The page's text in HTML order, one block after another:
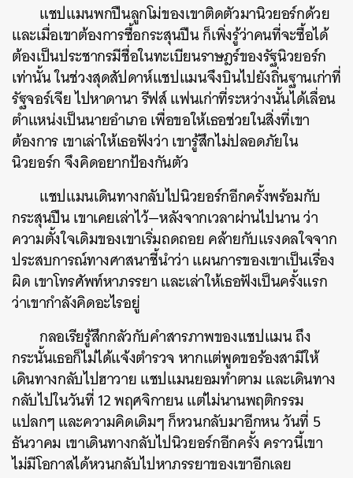
แชปแมนพกปืนลูกโม่ของเขาติดตัวมานิวยอร์กด้วย
และเมื่อเขาต้องการซื้อกระสุนปืนก็เพิ่งรู้ว่าคนที่จะซื้อได้
ต้องเป็นประชากรมีชื่อในทะเบียนราษฎร์ของรัฐนิวยอร์ก
เท่านั้นในช่วงสุดสัปดาห์แชปแมนจึงบินไปยังถิ่นฐานเก่าที่
รัฐจอร์เจียไปหาดานารีฟส์แฟนเก่าที่ระหว่างนั้นได้เลื่อน
ตำแหน่งเป็นนายอำเภอเพื่อขอให้เธอช่วยในสิ่งที่เขา
ต้องการเขาเล่าให้เธอฟังว่าเขารู้สึกไม่ปลอดภัยใน
นิวยอร์กจึงคิดอยากป้องกันตัว
แชปแมนเดินทางกลับไปนิวยอร์กอีกครั้งพร้อมกับ
กระสุนปืนเขาเคยเล่าไว้—หลังจากเวลาผ่านไปนานว่า
ความตั้งใจเดิมของเขาเริ่มถดถอยคล้ายกับแรงดลใจจาก
ประสบการณ์ทางศาสนาชี้นำว่าแผนการของเขาเป็นเรื่อง
ผิดเขาโทรศัพท์หาภรรยาและเล่าให้เธอฟังเป็นครั้งแรก
ว่าเขากำลังคิดอะไรอยู่
กลอเรียรู้สึกกลัวกับคำสารภาพของแชปแมนถึง
กระนั้นเธอก็ไม่ได้แจ้งตำรวจหากแต่พูดขอร้องสามีให้
เดินทางกลับไปฮาวายแชปแมนยอมทำตามและเดินทาง
กลับไปในวันที่12พฤศจิกายนแต่ไม่นานพฤติกรรม
แปลกๆและความคิดเดิมๆก็หวนกลับมาอีกหนวันที่ 5
ธันวาคม เขาเดินทางกลับไปนิวยอร์กอีกครั้งคราวนี้เขา
ไม่มีโอกาสได้หวนกลับไปหาภรรยาของเขาอีกเลย